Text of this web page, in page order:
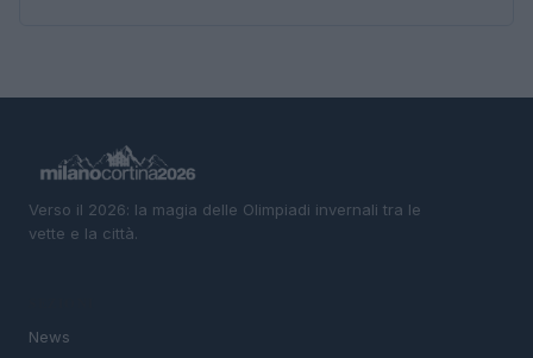
Verso il 2026: la magia delle Olimpiadi invernali tra le
vette e la città.
News